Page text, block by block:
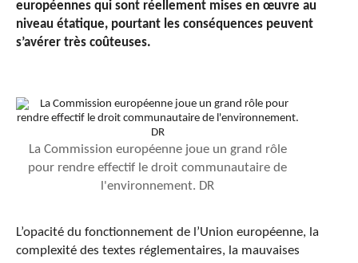
européennes qui sont réellement mises en œuvre au
niveau étatique, pourtant les conséquences peuvent
s’avérer très coûteuses.
La Commission européenne joue un grand rôle
pour rendre effectif le droit communautaire de
l'environnement. DR
L’opacité du fonctionnement de l’Union européenne, la
complexité des textes réglementaires, la mauvaises